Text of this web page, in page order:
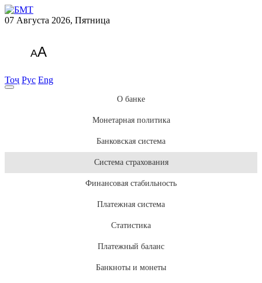
07 Августа 2026, Пятница
AA
Тоҷ Рус Eng
О банке
Монетарная политика
Банковская система
Система страхования
Финансовая стабильность
Платежная система
Статистика
Платежный баланс
Банкноты и монеты